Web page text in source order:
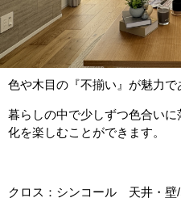
色や木目の『不揃い』が魅力
暮らしの中で少しずつ色合い
化を楽しむことができます。
クロス：シンコール 天井・壁